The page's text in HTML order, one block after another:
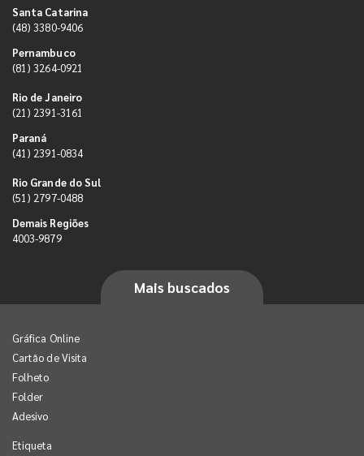
Santa Catarina
(48) 3380-9406
Pernambuco
(81) 3264-0921
Rio de Janeiro
(21) 2391-3161
Paraná
(41) 2391-0834
Rio Grande do Sul
(51) 2797-0488
Demais Regiões
4003-9879
Mais buscados
Gráfica Online
Cartão de Visita
Folheto
Folder
Adesivo
Etiqueta